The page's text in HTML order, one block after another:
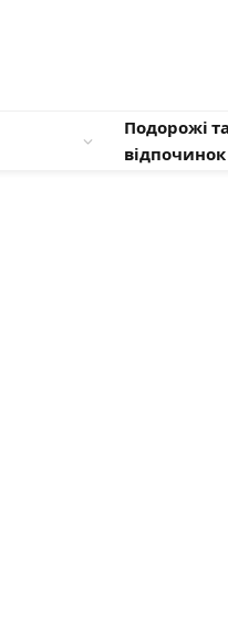
Подорожі та
відпочинок